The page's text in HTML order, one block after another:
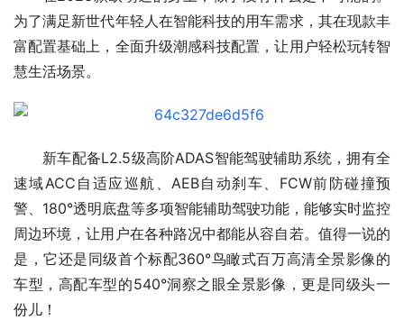
为了满足新世代年轻人在智能科技的用车需求，其在现款丰
富配置基础上，全面升级潮感科技配置，让用户轻松玩转智
慧生活场景。
新车配备L2.5级高阶ADAS智能驾驶辅助系统，拥有全
速域ACC自适应巡航、AEB自动刹车、FCW前防碰撞预
警、180°透明底盘等多项智能辅助驾驶功能，能够实时监控
周边环境，让用户在各种路况中都能从容自若。值得一说的
是，它还是同级首个标配360°鸟瞰式百万高清全景影像的
车型，高配车型的540°洞察之眼全景影像，更是同级头一
份儿！